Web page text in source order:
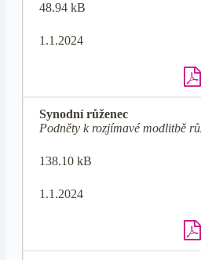
48.94 kB
1.1.2024
Synodní růženec
Podněty k rozjímavé modlitbě
138.10 kB
1.1.2024